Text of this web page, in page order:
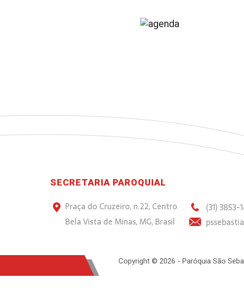
SECRETARIA PAROQUIAL
Praça do Cruzeiro, n.22, Centro
Bela Vista de Minas, MG, Brasil
(31) 3853-
Copyright © 2026 - Paróquia São